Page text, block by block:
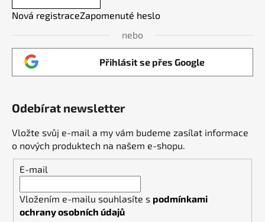
Nová registraceZapomenuté heslo
nebo
Přihlásit se přes Google
Odebírat newsletter
Vložte svůj e-mail a my vám budeme zasílat informace
o nových produktech na našem e-shopu.
E-mail
Vložením e-mailu souhlasíte s podmínkami
ochrany osobních údajů